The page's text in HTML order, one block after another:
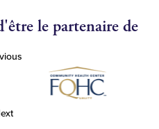
le partenaire de